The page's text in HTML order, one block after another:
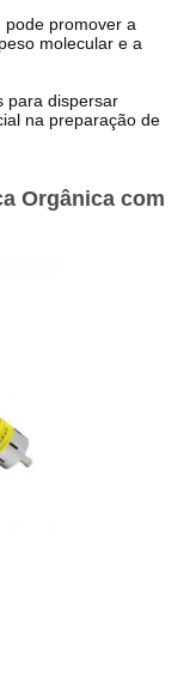
pode promover a
molecular e a
para dispersar
na preparação de
Orgânica com